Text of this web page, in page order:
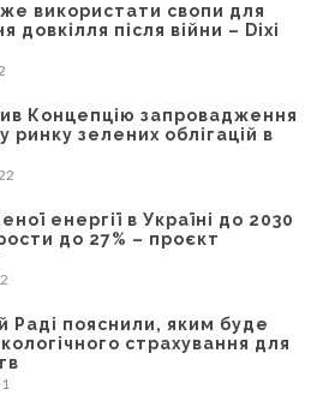
використати свопи для
довкілля після війни – Dixi
Концепцію запровадження
ринку зелених облігацій в
енергії в Україні до 2030
до 27% – проєкт
Раді пояснили, яким буде
страхування для